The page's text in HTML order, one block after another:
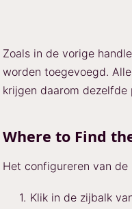
Zoals in de vorige
worden toegevoegd.
krijgen daarom dezelfde
Where to Find
Het configureren van
Klik in de zijbalk